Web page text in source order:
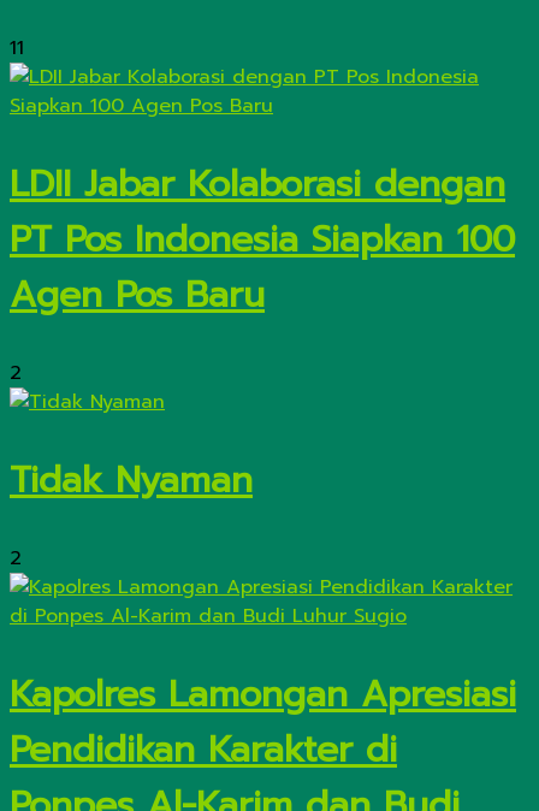
11
LDII Jabar Kolaborasi dengan
PT Pos Indonesia Siapkan 100
Agen Pos Baru
2
Tidak Nyaman
2
Kapolres Lamongan Apresiasi
Pendidikan Karakter di